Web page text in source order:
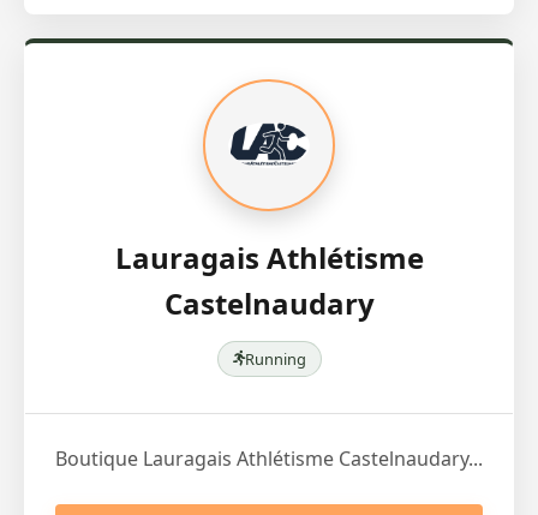
Lauragais Athlétisme
Castelnaudary
Running
Boutique Lauragais Athlétisme Castelnaudary...